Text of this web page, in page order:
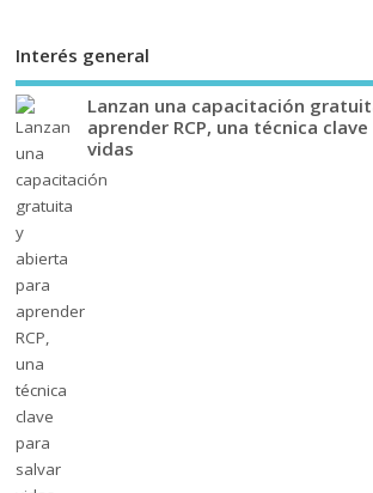
Interés general
Lanzan una capacitación
aprender RCP, una técnica
vidas